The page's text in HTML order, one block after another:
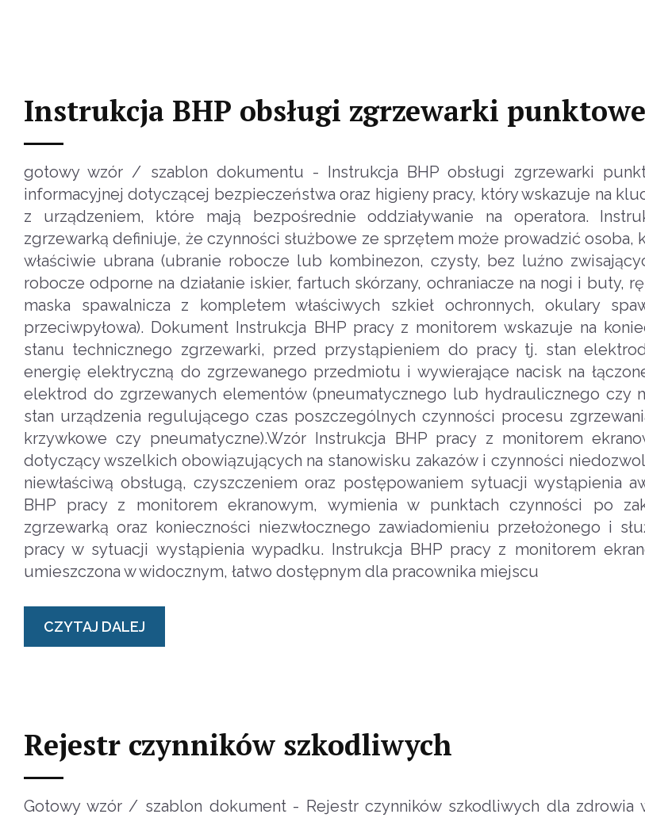
Instrukcja BHP obsługi zgrzewarki
gotowy wzór / szablon dokumentu - Instrukcja BHP obsługi zgrzewarki
informacyjnej dotyczącej bezpieczeństwa oraz higieny pracy, który wskazuje na
z urządzeniem, które mają bezpośrednie oddziaływanie na operatora.
zgrzewarką definiuje, że czynności służbowe ze sprzętem może prowadzić osoba,
właściwie ubrana (ubranie robocze lub kombinezon, czysty, bez luźno
robocze odporne na działanie iskier, fartuch skórzany, ochraniacze na nogi i buty,
maska spawalnicza z kompletem właściwych szkieł ochronnych, okulary
przeciwpyłowa). Dokument Instrukcja BHP pracy z monitorem wskazuje na
stanu technicznego zgrzewarki, przed przystąpieniem do pracy tj. stan
energię elektryczną do zgrzewanego przedmiotu i wywierające nacisk na
elektrod do zgrzewanych elementów (pneumatycznego lub hydraulicznego czy
stan urządzenia regulującego czas poszczególnych czynności procesu
krzywkowe czy pneumatyczne).Wzór Instrukcja BHP pracy z monitorem
dotyczący wszelkich obowiązujących na stanowisku zakazów i czynności
niewłaściwą obsługą, czyszczeniem oraz postępowaniem sytuacji wystąpienia
BHP pracy z monitorem ekranowym, wymienia w punktach czynności po
zgrzewarką oraz konieczności niezwłocznego zawiadomieniu przełożonego i
pracy w sytuacji wystąpienia wypadku. Instrukcja BHP pracy z monitorem
umieszczona w widocznym, łatwo dostępnym dla pracownika miejscu
CZYTAJ DALEJ
Rejestr czynników szkodliwych
Gotowy wzór / szablon dokument - Rejestr czynników szkodliwych dla zdrowia